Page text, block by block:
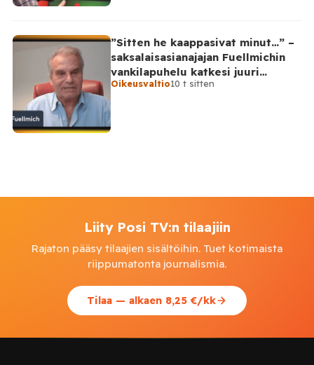
”Sitten he kaappasivat minut…” –
saksalaisasianajajan Fuellmichin
vankilapuhelu katkesi juuri
kriittisellä hetkellä
Oikeusvaltio10 t sitten
Liity Posi TV:n tilaajiin
Rajaton pääsy tilaajien sisältöihin. Tuet kotimaista
riippumatonta journalismia.
Tilaa — alkaen 8,25 €/kk